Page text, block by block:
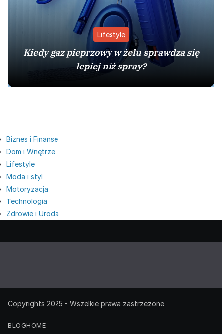
Lifestyle
Kiedy gaz pieprzowy w żelu sprawdza się
lepiej niż spray?
Biznes i Finanse
Dom i Wnętrze
Lifestyle
Moda i styl
Motoryzacja
Technologia
Zdrowie i Uroda
Copyrights 2025 - Wszelkie prawa zastrzeżone
BLOGHOME